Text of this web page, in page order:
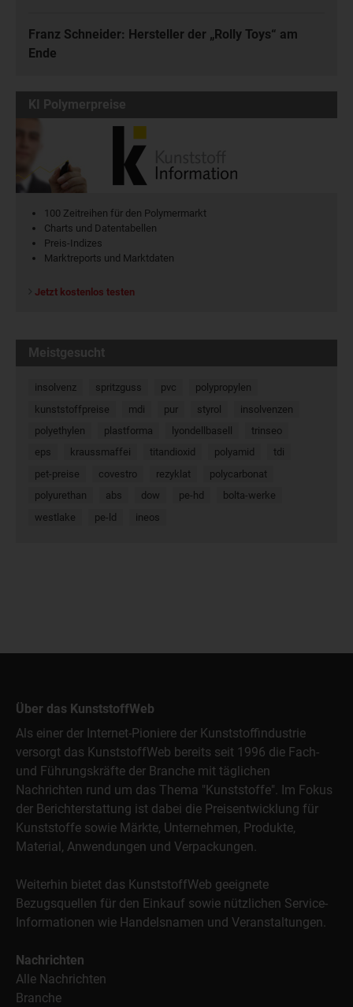
Franz Schneider: Hersteller der „Rolly Toys“ am
Ende
KI Polymerpreise
100 Zeitreihen für den Polymermarkt
Charts und Datentabellen
Preis-Indizes
Marktreports und Marktdaten
Jetzt kostenlos testen
Meistgesucht
insolvenz spritzguss pvc
polypropylen
kunststoffpreise
mdi pur styrol
insolvenzen
polyethylen
plastforma lyondellbasell
trinseo
eps
kraussmaffei titandioxid polyamid
tdi
pet-preise
covestro rezyklat
polycarbonat
polyurethan
abs dow pe-hd
bolta-werke
westlake
pe-ld ineos
Über das KunststoffWeb
Als einer der Internet-Pioniere der Kunststoffindustrie
versorgt das KunststoffWeb bereits seit 1996 die Fach-
und Führungskräfte der Branche mit täglichen
Nachrichten rund um das Thema "Kunststoffe". Im Fokus
der Berichterstattung ist dabei die Preisentwicklung für
Kunststoffe sowie Märkte, Unternehmen, Produkte,
Material, Anwendungen und Verpackungen.
Weiterhin bietet das KunststoffWeb geeignete
Bezugsquellen für den Einkauf sowie nützlichen Service-
Informationen wie Handelsnamen und Veranstaltungen.
Nachrichten
Alle Nachrichten
Branche